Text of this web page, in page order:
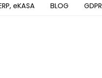
eKASA BLOG GDPR